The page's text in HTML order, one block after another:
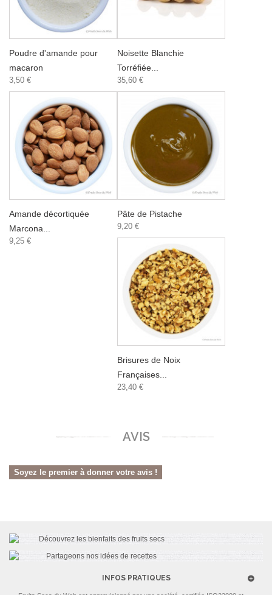
Poudre d'amande pour
macaron
3,50 €
Noisette Blanchie
Torréfiée...
35,60 €
Amande décortiquée
Marcona...
9,25 €
Pâte de Pistache
9,20 €
Brisures de Noix
Françaises...
23,40 €
AVIS
Soyez le premier à donner votre avis !
INFOS PRATIQUES